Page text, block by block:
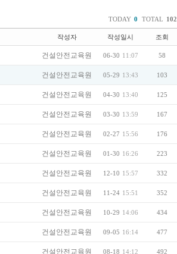
TODAY 0 TOTAL 102
작성자 작성일시 조회
건설안전교육원 06-30 11:07 58
건설안전교육원 05-29 13:43 103
건설안전교육원 04-30 13:40 125
건설안전교육원 03-30 13:59 167
건설안전교육원 02-27 15:56 176
건설안전교육원 01-30 16:26 223
건설안전교육원 12-10 15:57 332
건설안전교육원 11-24 15:51 352
건설안전교육원 10-29 14:06 434
건설안전교육원 09-05 16:14 477
건설안전교육원 08-18 14:12 492